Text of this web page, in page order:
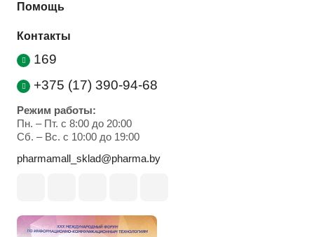
Помощь
Контакты
169
+375 (17) 390-94-68
Режим работы:
Пн. – Пт. с 8:00 до 20:00
Cб. – Вс. с 10:00 до 19:00
pharmamall_sklad@pharma.by